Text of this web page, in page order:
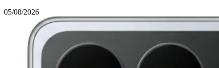
05/08/2026